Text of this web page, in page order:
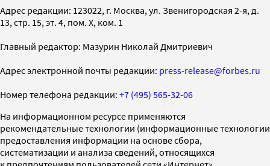
Адрес редакции: 123022, г. Москва, ул. Звенигородская 2-я, д.
13, стр. 15, эт. 4, пом. X, ком. 1
Главный редактор: Мазурин Николай Дмитриевич
Адрес электронной почты редакции: press-release@forbes.ru
Номер телефона редакции: +7 (495) 565-32-06
На информационном ресурсе применяются
рекомендательные технологии (информационные технологии
предоставления информации на основе сбора,
систематизации и анализа сведений, относящихся